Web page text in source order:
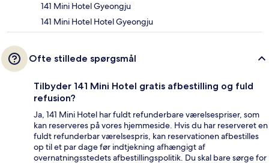
141 Mini Hotel Gyeongju
141 Mini Hotel Hotel Gyeongju
Ofte stillede spørgsmål
Tilbyder 141 Mini Hotel gratis afbestilling og fuld
refusion?
Ja, 141 Mini Hotel har fuldt refunderbare værelsespriser, som
kan reserveres på vores hjemmeside. Hvis du har reserveret en
fuldt refunderbar værelsespris, kan reservationen afbestilles
op til et par dage før indtjekning afhængigt af
overnatningsstedets afbestillingspolitik. Du skal bare sørge for